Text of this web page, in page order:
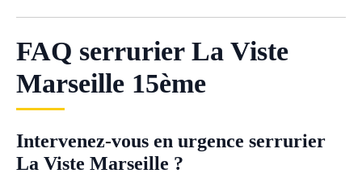
FAQ serrurier La Viste
Marseille 15ème
Intervenez-vous en urgence serrurier
La Viste Marseille ?